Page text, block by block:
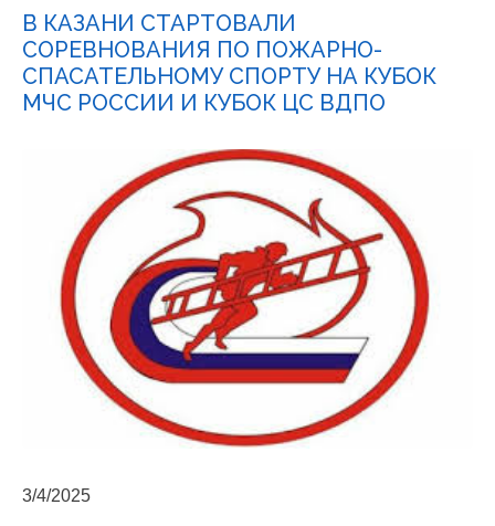
В КАЗАНИ СТАРТОВАЛИ
СОРЕВНОВАНИЯ ПО ПОЖАРНО-
СПАСАТЕЛЬНОМУ СПОРТУ НА КУБОК
МЧС РОССИИ И КУБОК ЦС ВДПО
3/4/2025